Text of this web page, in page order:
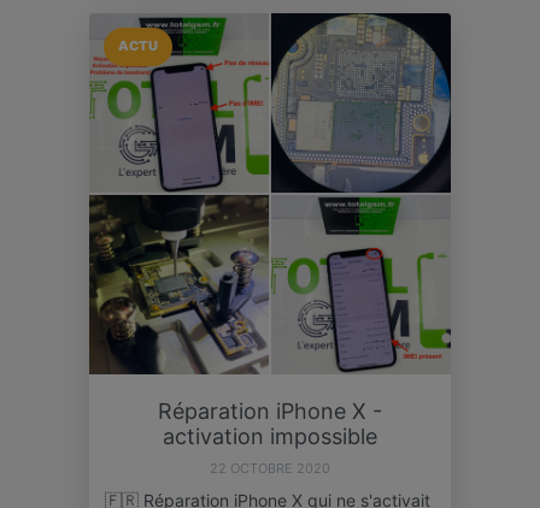
ACTU
Réparation iPhone X -
activation impossible
22 OCTOBRE 2020
🇫🇷 Réparation iPhone X qui ne s'activait